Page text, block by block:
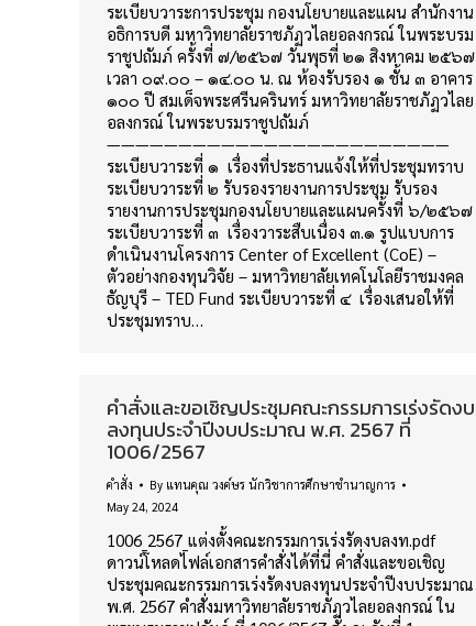
ระเบียบวาระการประชุม กองนโยบายและแผน สำนักงาน
อธิการบดี มหาวิทยาลัยราชภัฏวไลยอลงกรณ์ ในพระบรม
ราชูปถัมภ์ ครั้งที่ ๗/๒๕๖๗ วันพุธที่ ๒๑ สิงหาคม ๒๕๖๗
เวลา ๐๙.๐๐ – ๑๔.๐๐ น. ณ ห้องรับรอง ๑ ชั้น ๓ อาคาร
๑๐๐ ปี สมเด็จพระศรีนครินทร์ มหาวิทยาลัยราชภัฏวไลย
อลงกรณ์ ในพระบรมราชูปถัมภ์
————————————————————————
ระเบียบวาระที่ ๑ เรื่องที่ประธานแจ้งให้ที่ประชุมทราบ
ระเบียบวาระที่ ๒ รับรองรายงานการประชุม รับรอง
รายงานการประชุมกองนโยบายและแผนครั้งที่ ๖/๒๕๖๗
ระเบียบวาระที่ ๓ เรื่องวาระสืบเนื่อง ๓.๑ รูปแบบการ
ดำเนินงานโครงการ Center of Excellent (CoE) –
ตัวอย่างกองทุนวิจัย – มหาวิทยาลัยเทคโนโลยีราชมงคล
ธัญบุรี – TED Fund ระเบียบวาระที่ ๔ เรื่องเสนอให้ที่
ประชุมทราบ…
คำสั่งและขอเชิญประชุมคณะกรรมการเร่งรัดงบ
ลงทุนประจำปีงบประมาณ พ.ศ. 2567 ที่
1006/2567
คำสั่ง By แทนคุณ วงค์ษร นักวิชาการศึกษาชำนาญการ
May 24, 2024
1006_2567_แต่งตั้งคณะกรรมการเร่งรัดงบลงท.pdf
ดาวน์โหลดไฟล์เอกสารคำสั่งได้ที่นี่ คำสั่งและขอเชิญ
ประชุมคณะกรรมการเร่งรัดงบลงทุนประจำปีงบประมาณ
พ.ศ. 2567 คำสั่งมหาวิทยาลัยราชภัฏวไลยอลงกรณ์ ใน